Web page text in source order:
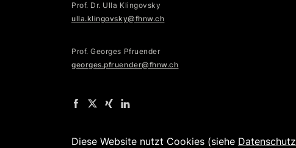
Prof. Dr. Ulla Klingovsky
ulla.klingovsky@fhnw.ch
Prof. Georges Pfruender
georges.pfruender@fhnw.ch
Diese Website nutzt Cookies (siehe Datenschutz